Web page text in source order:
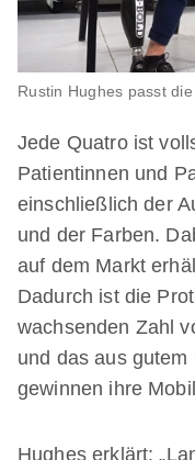
Rustin Hughes passt
Jede Quatro ist
Patientinnen und
einschließlich der
und der Farben.
auf dem Markt
Dadurch ist die
wachsenden Zahl
und das aus
gewinnen ihre
Hughes erklärt: